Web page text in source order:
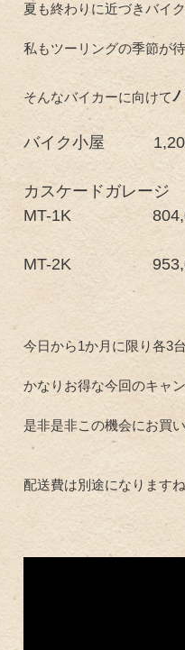
夏も終わりに近づきバイ
私もツーリングの季節が
そんなバイカーに向けて
バイク小屋
カスケードガレージ
MT-1K
MT-2K
今日から1か月に限り各3
かなりお得な今回のキャ
是非是非この機会にお買
配送費は別途になりま